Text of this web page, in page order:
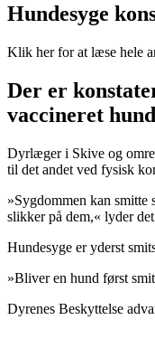
Hundesyge
Klik her for at læse hele
Der er
vaccineret
Dyrlæger i Skive og
til det andet ved fysisk
»Sygdommen kan smitte
slikker på dem,« lyder
Hundesyge er yderst
»Bliver en hund først
Dyrenes Beskyttelse